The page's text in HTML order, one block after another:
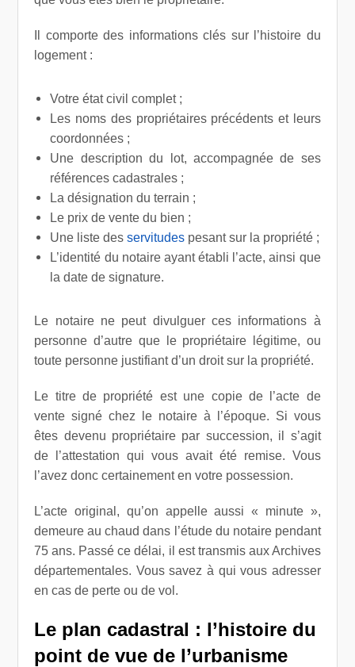
Il comporte des informations clés sur l’histoire du
logement :
Votre état civil complet ;
Les noms des propriétaires précédents et leurs
coordonnées ;
Une description du lot, accompagnée de ses
références cadastrales ;
La désignation du terrain ;
Le prix de vente du bien ;
Une liste desservitudes pesant sur la propriété ;
L’identité du notaire ayant établi l’acte, ainsi que
la date de signature.
Le notaire ne peut divulguer ces informations à
personne d’autre que le propriétaire légitime, ou
toute personne justifiant d’un droit sur la propriété.
Le titre de propriété est une copie de l’acte de
vente signé chez le notaire à l’époque. Si vous
êtes devenu propriétaire par succession, il s’agit
de l’attestation qui vous avait été remise. Vous
l’avez donc certainement en votre possession.
L’acte original, qu’on appelle aussi « minute »,
demeure au chaud dans l’étude du notaire pendant
75 ans. Passé ce délai, il est transmis aux Archives
départementales. Vous savez à qui vous adresser
en cas de perte ou de vol.
Le plan cadastral : l’histoire du
point de vue de l’urbanisme